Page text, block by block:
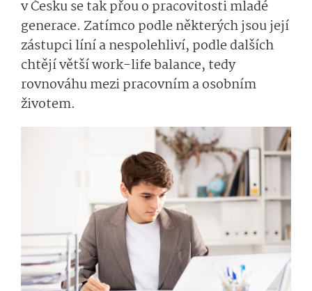
v Česku se tak přou o pracovitosti mladé
generace. Zatímco podle některých jsou její
zástupci líní a nespolehliví, podle dalších
chtějí větší work-life balance, tedy
rovnováhu mezi pracovním a osobním
životem.